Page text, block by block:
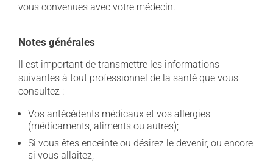
vous convenues avec votre médecin.
Notes générales
Il est important de transmettre les informations
suivantes à tout professionnel de la santé que vous
consultez :
Vos antécédents médicaux et vos allergies
(médicaments, aliments ou autres);
Si vous êtes enceinte ou désirez le devenir, ou encore
si vous allaitez;